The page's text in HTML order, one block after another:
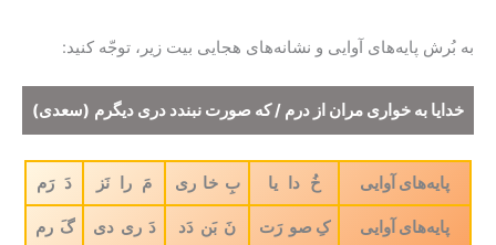
به بُرش پایه‌های آوایی و نشانه‌های هجایی بیت زیر، توجّه کنید:
خدایا به خواری مران از درم / که صورت نبندد دری دیگرم (سعدی)
پایه‌های آوایی خُ دا یا بِ خا ری مَ را نَز دَ رَم
پایه‌های آوایی کِ صو رَت نَ بَن دَد دَ ری دی گَ رم